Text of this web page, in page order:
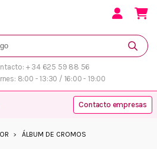
+ 34 625 59 88 56
8:00 - 13:30 / 16:00 - 19:00
Contacto empresas
ÁLBUM DE CROMOS